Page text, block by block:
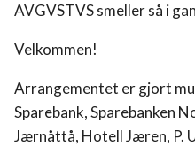
AVGVSTVS smeller så i
Velkommen!
Arrangementet er gjort
Sparebank, Sparebanken
Jærnåttå, Hotell Jæren, P.